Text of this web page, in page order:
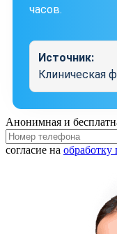
часов.
Источник:
Клиническая
Анонимная и
согласие на